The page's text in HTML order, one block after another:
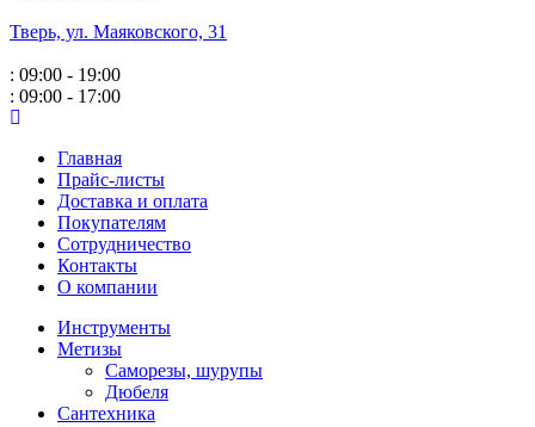
Тверь, ул. Маяковского, 31
: 09:00 - 19:00
: 09:00 - 17:00
Главная
Прайс-листы
Доставка и оплата
Покупателям
Сотрудничество
Контакты
О компании
Инструменты
Метизы
Саморезы, шурупы
Дюбеля
Сантехника